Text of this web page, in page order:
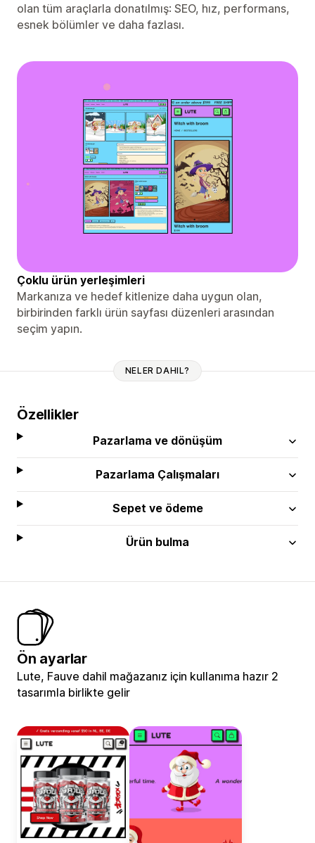
olan tüm araçlarla donatılmış: SEO, hız, performans,
esnek bölümler ve daha fazlası.
Çoklu ürün yerleşimleri
Markanıza ve hedef kitlenize daha uygun olan,
birbirinden farklı ürün sayfası düzenleri arasından
seçim yapın.
NELER DAHIL?
Özellikler
Pazarlama ve dönüşüm
Pazarlama Çalışmaları
Sepet ve ödeme
Ürün bulma
Ön ayarlar
Lute, Fauve dahil mağazanız için kullanıma hazır 2
tasarımla birlikte gelir